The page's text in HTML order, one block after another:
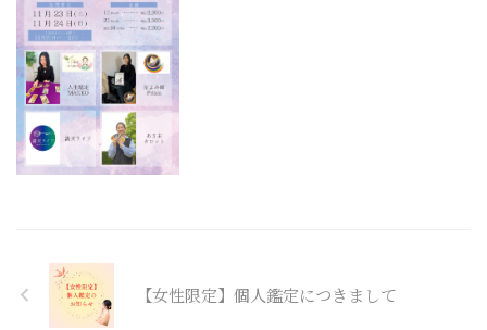
【女性限定】個人鑑定につきまして